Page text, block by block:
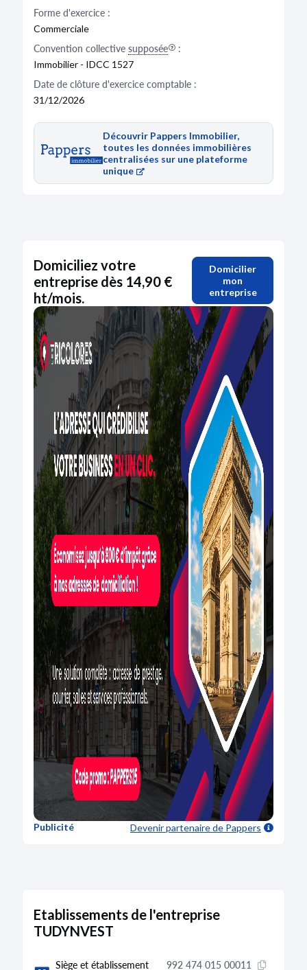
Forme d'exercice :
Commerciale
Convention collective supposée
:
Immobilier - IDCC 1527
Date de clôture d'exercice comptable :
31/12/2026
Découvrir Pappers Immobilier,
toutes les données immobilières
centralisées sur une plateforme
unique
Domiciliez votre
entreprise dès 14,90 €
ht/mois.
Domicilier
mon
entreprise
Publicité Devenir partenairede Pappers
Etablissements de l'entreprise
TUDYNVEST
Siège et établissement 992 474 015 00011